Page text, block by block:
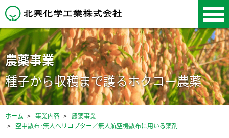
北興化学工業株式会
社
農薬事業
種子から収穫まで護るホクコー農薬
ホーム 事業内容
農薬事業
空中散布･無人ヘリコプター／無人航空機散布に用いる薬剤